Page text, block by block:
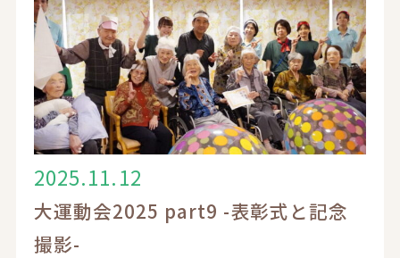
2025.11.12
大運動会2025 part9 -表彰式と記念
撮影-
リラクシングライフとは
ブログ
お知らせ
入居案内